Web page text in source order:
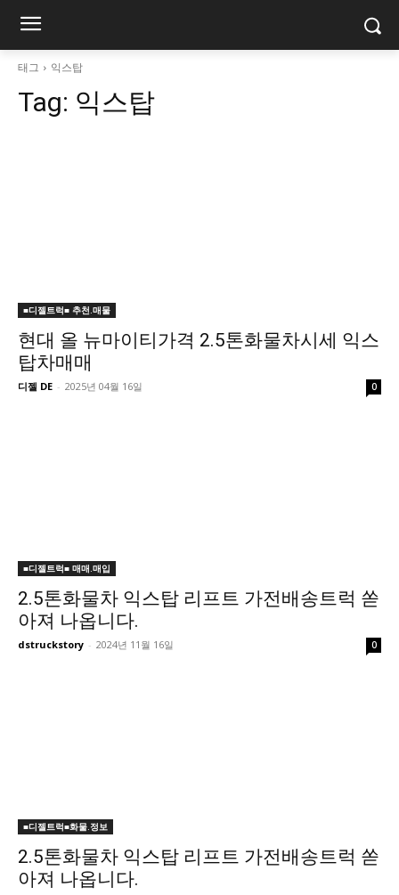
태그 익스탑
Tag: 익스탑
■디젤트럭■ 추천.매물
현대 올 뉴마이티가격 2.5톤화물차시세 익스
탑차매매
디젤 DE - 2025년 04월 16일 0
■디젤트럭■ 매매.매입
2.5톤화물차 익스탑 리프트 가전배송트럭 쏟
아져 나옵니다.
dstruckstory - 2024년 11월 16일 0
■디젤트럭■화물.정보
2.5톤화물차 익스탑 리프트 가전배송트럭 쏟
아져 나옵니다.